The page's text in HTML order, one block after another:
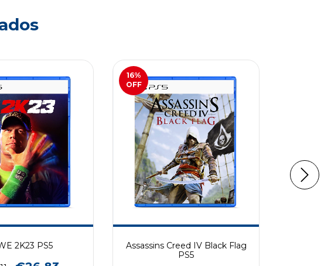
2K23 PS5
16%
OFF
Assassins Creed IV Black Flag
PS5